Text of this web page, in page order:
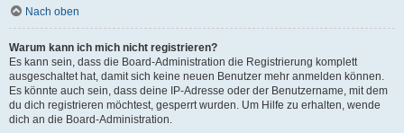
Nach oben
Warum kann ich mich nicht registrieren?
Es kann sein, dass die Board-Administration die Registrierung komplett
ausgeschaltet hat, damit sich keine neuen Benutzer mehr anmelden können.
Es könnte auch sein, dass deine IP-Adresse oder der Benutzername, mit dem
du dich registrieren möchtest, gesperrt wurden. Um Hilfe zu erhalten, wende
dich an die Board-Administration.